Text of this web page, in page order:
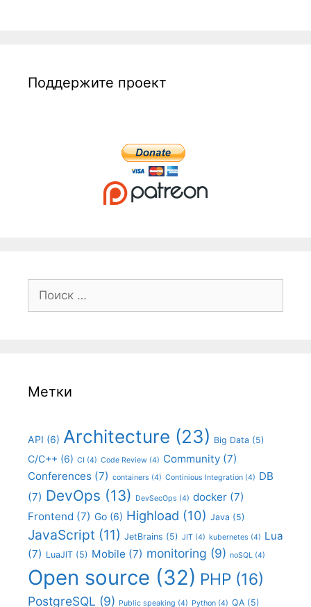
Поддержите проект
Поиск:
Метки
API (6) Architecture (23) Big Data (5)
C/C++ (6) CI (4) Code Review (4) Community (7)
Conferences (7) containers (4) Continious Integration (4) DB
(7) DevOps (13) DevSecOps (4) docker (7)
Frontend (7) Go (6) Highload (10) Java (5)
JavaScript (11) JetBrains (5) JIT (4) kubernetes (4) Lua
(7) LuaJIT (5) Mobile (7) monitoring (9) noSQL (4)
Open source (32) PHP (16)
PostgreSQL (9) Public speaking (4) Python (4) QA (5)